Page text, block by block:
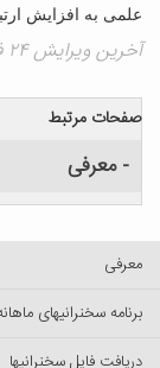
علمی به افزایش
آخرین ویرایش ۲۴ فروردین ۱۳۹۴
صفحات مرتبط
- معرفی
معرفی
برنامه سخنرانیهای
دریافت فایل سخنرانیها